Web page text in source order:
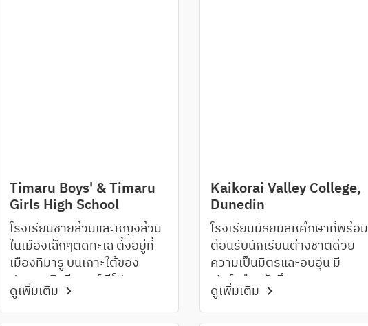
Timaru Boys' & Timaru
Girls High School
โรงเรียนชายล้วนและหญิงล้วน
ในเมืองเล็กๆติดทะเล ตั้งอยู่ที่
เมืองทิมารู บนเกาะใต้ของ
ประเทศนิวซีแลนด์ มีโปรแกรม
การบินสำหรับนักเรียนที่ใฝ่ฝัน
อยากเป็นนักบิน
ดูเพิ่มเติม
Kaikorai Valley College,
Dunedin
โรงเรียนมัธยมสหศึกษาที่พร้อม
ต้อนรับนักเรียนต่างชาติด้วย
ความเป็นมิตรและอบอุ่น มี
ฟาร์มสำหรับศึกษาระบบ
นิเวศวิทยาตั้งอยู่ภายใน
โรงเรียน
ดูเพิ่มเติม